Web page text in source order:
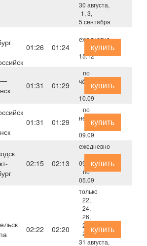
30 августа,
1, 3,
5 сентября
01:26 01:24
ежедневно
15.12
купить
—
01:31 01:29
по
чётным
10.09
купить
01:31 01:29
по
нечётным
09.09
купить
02:15 02:13
ежедневно
с
09.08
по
05.09
купить
02:22 02:20
только
22,
24,
26,
27,
29,
31 августа,
купить